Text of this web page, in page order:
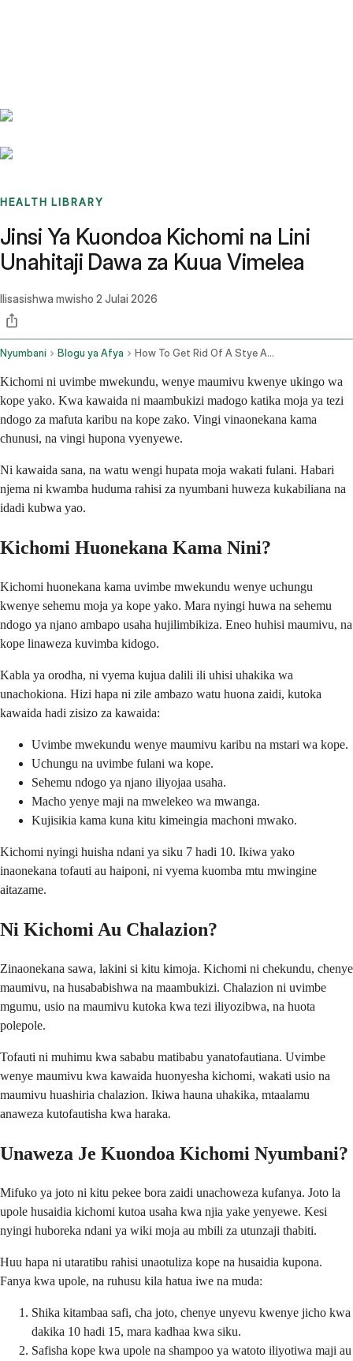
HEALTH LIBRARY
Jinsi Ya Kuondoa Kichomi na Lini
Unahitaji Dawa za Kuua Vimelea
Ilisasishwa mwisho 2 Julai 2026
Nyumbani Blogu ya Afya How To Get Rid Of A Stye And When You Need Antibiotics
Kichomi ni uvimbe mwekundu, wenye maumivu kwenye ukingo wa
kope yako. Kwa kawaida ni maambukizi madogo katika moja ya tezi
ndogo za mafuta karibu na kope zako. Vingi vinaonekana kama
chunusi, na vingi hupona vyenyewe.
Ni kawaida sana, na watu wengi hupata moja wakati fulani. Habari
njema ni kwamba huduma rahisi za nyumbani huweza kukabiliana na
idadi kubwa yao.
Kichomi Huonekana Kama Nini?
Kichomi huonekana kama uvimbe mwekundu wenye uchungu
kwenye sehemu moja ya kope yako. Mara nyingi huwa na sehemu
ndogo ya njano ambapo usaha hujilimbikiza. Eneo huhisi maumivu, na
kope linaweza kuvimba kidogo.
Kabla ya orodha, ni vyema kujua dalili ili uhisi uhakika wa
unachokiona. Hizi hapa ni zile ambazo watu huona zaidi, kutoka
kawaida hadi zisizo za kawaida:
Uvimbe mwekundu wenye maumivu karibu na mstari wa kope.
Uchungu na uvimbe fulani wa kope.
Sehemu ndogo ya njano iliyojaa usaha.
Macho yenye maji na mwelekeo wa mwanga.
Kujisikia kama kuna kitu kimeingia machoni mwako.
Kichomi nyingi huisha ndani ya siku 7 hadi 10. Ikiwa yako
inaonekana tofauti au haiponi, ni vyema kuomba mtu mwingine
aitazame.
Ni Kichomi Au Chalazion?
Zinaonekana sawa, lakini si kitu kimoja. Kichomi ni chekundu, chenye
maumivu, na husababishwa na maambukizi. Chalazion ni uvimbe
mgumu, usio na maumivu kutoka kwa tezi iliyozibwa, na huota
polepole.
Tofauti ni muhimu kwa sababu matibabu yanatofautiana. Uvimbe
wenye maumivu kwa kawaida huonyesha kichomi, wakati usio na
maumivu huashiria chalazion. Ikiwa hauna uhakika, mtaalamu
anaweza kutofautisha kwa haraka.
Unaweza Je Kuondoa Kichomi Nyumbani?
Mifuko ya joto ni kitu pekee bora zaidi unachoweza kufanya. Joto la
upole husaidia kichomi kutoa usaha kwa njia yake yenyewe. Kesi
nyingi huboreka ndani ya wiki moja au mbili za utunzaji thabiti.
Huu hapa ni utaratibu rahisi unaotuliza kope na husaidia kupona.
Fanya kwa upole, na ruhusu kila hatua iwe na muda:
Shika kitambaa safi, cha joto, chenye unyevu kwenye jicho kwa
dakika 10 hadi 15, mara kadhaa kwa siku.
Safisha kope kwa upole na shampoo ya watoto iliyotiwa maji au